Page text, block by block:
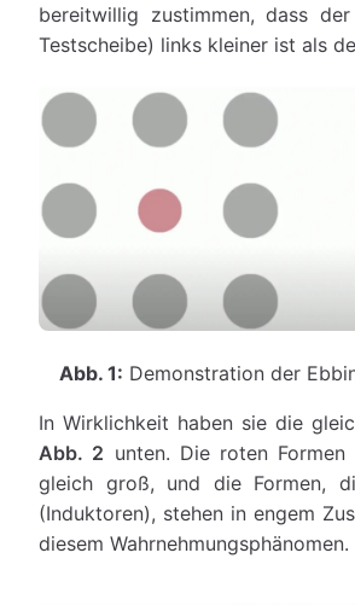
bereitwillig zustimmen, dass
Testscheibe) links kleiner ist als
Abb. 1: Demonstration der
In Wirklichkeit haben sie die
Abb. 2 unten. Die roten
gleich groß, und die Formen,
(Induktoren), stehen in engem
diesem Wahrnehmungsphänomen.